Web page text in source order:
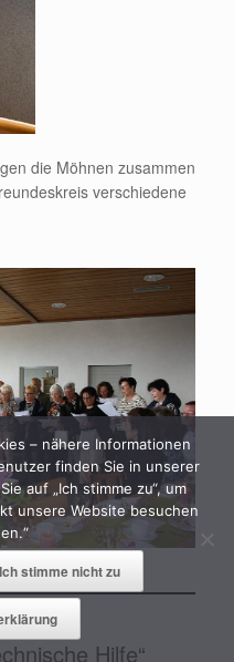
die Möhnen zusammen
verschiedene
Hilfe“
– nähere Informationen
finden Sie in unserer
auf „Ich stimme zu“, um
unsere Website besuchen
Ich stimme nicht zu